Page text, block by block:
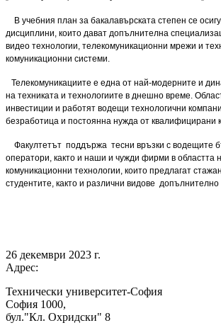
В учебния план за бакалавърската степен се
дисциплини, които дават допълнителна
видео технологии, телекомуникационни мрежи и
комуникационни системи.
Телекомуникациите е една от най-модерните и
на техниката и технологиите в днешно време.
инвестиции и работят водещи технологични
безработица и постоянна нужда от квалифицирани
Факултетът поддържа тесни връзки с водещите
оператори, както и наши и чужди фирми в областта
комуникационни технологии, които предлагат
студентите, както и различни видове
26 декември 2023 г.
Адрес:
Технически университет-София
София 1000,
бул."Кл. Охридски" 8